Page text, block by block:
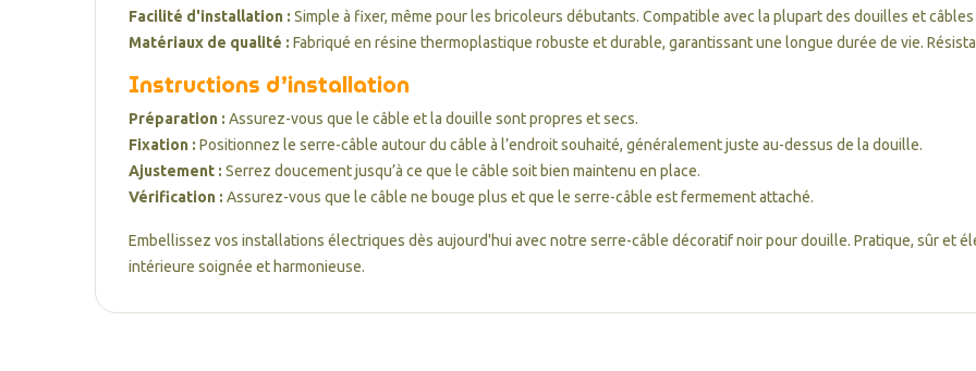
Facilité d'installation : Simple à fixer, même pour les bricoleurs débutants. Compatible avec la plupart des douilles et câbles
Matériaux de qualité : Fabriqué en résine thermoplastique robuste et durable, garantissant une longue durée de vie.
Instructions d’installation
Préparation : Assurez-vous que le câble et la douille sont propres et secs.
Fixation : Positionnez le serre-câble autour du câble à l’endroit souhaité, généralement juste au-dessus de la douille.
Ajustement : Serrez doucement jusqu’à ce que le câble soit bien maintenu en place.
Vérification : Assurez-vous que le câble ne bouge plus et que le serre-câble est fermement attaché.
Embellissez vos installations électriques dès aujourd'hui avec notre serre-câble décoratif noir pour douille. Pratique, sûr et
intérieure soignée et harmonieuse.